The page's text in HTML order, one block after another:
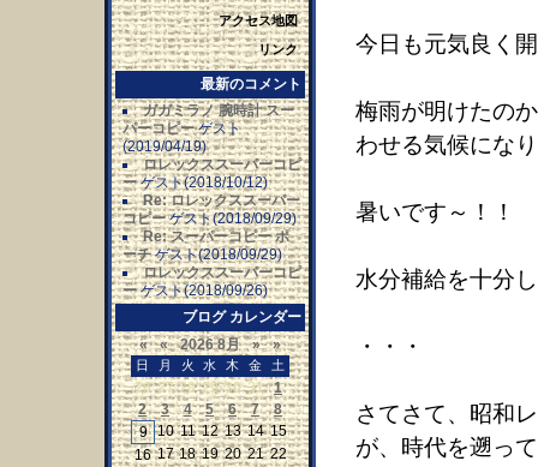
アクセス地図
リンク
最新のコメント
ガガミラノ 腕時計 スー
パーコピー ゲスト
(2019/04/19)
ロレックススーパーコピ
ー ゲスト(2018/10/12)
Re: ロレックススーパー
コピー ゲスト(2018/09/29)
Re: スーパーコピー ポ
ーチ ゲスト(2018/09/29)
ロレックススーパーコピ
ー ゲスト(2018/09/26)
ブログ カレンダー
«
« 2026 8月 » »
日 月 火 水 木 金 土
26 27 28 29 30 31
1
2
3 4 5 6 7
8
9
10 11 12 13 14 15
16 17 18 19 20 21 22
今日も元気良く
梅雨が明けたの
わせる気候にな
暑いです～！！
水分補給を十分
・・・
さてさて、昭和
が、時代を遡っ